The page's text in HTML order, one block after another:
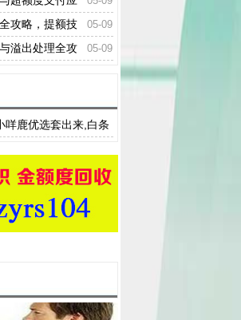
05-09
攻略，提额技
05-09
溢出处理全攻
咩鹿优选套出来,白条